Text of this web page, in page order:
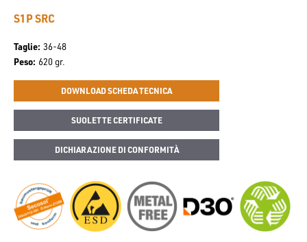
S1P SRC
Taglie 36-48
Peso 620 gr.
DOWNLOAD SCHEDA TECNICA
SUOLETTE CERTIFICATE
DICHIARAZIONE DI CONFORMITÀ